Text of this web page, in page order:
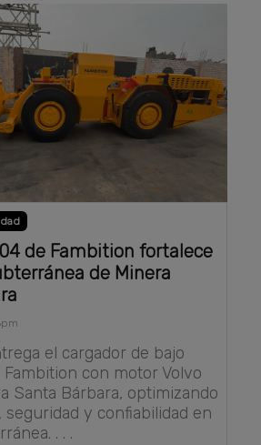
de Fambition fortalece
de Minera
el cargador de bajo
con motor Volvo
Santa Bárbara, optimizando
seguridad y confiabilidad en
. . .